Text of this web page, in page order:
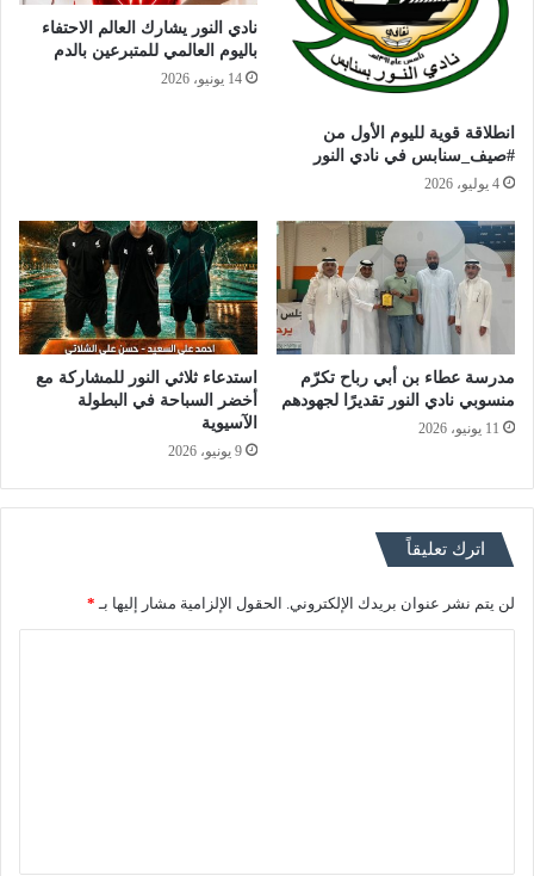
انطلاقة قوية لليوم الأول من
#صيف_سنابس في نادي النور
4 يوليو، 2026
نادي النور يشارك العالم الاحتفاء
باليوم العالمي للمتبرعين بالدم
14 يونيو، 2026
مدرسة عطاء بن أبي رباح تكرّم
منسوبي نادي النور تقديرًا لجهودهم
11 يونيو، 2026
استدعاء ثلاثي النور للمشاركة مع
أخضر السباحة في البطولة
الآسيوية
9 يونيو، 2026
اترك تعليقاً
لن يتم نشر عنوان بريدك الإلكتروني. الحقول الإلزامية مشار إليها بـ *